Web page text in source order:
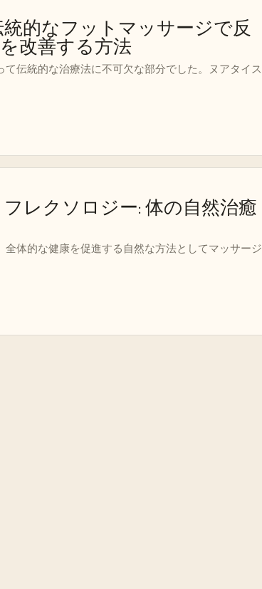
的なフットマッサージで反
改善する方法
伝統的な治療法に不可欠な部分でした。ヌアタイス
レクソロジー: 体の自然治癒
体的な健康を促進する自然な方法としてマッサージ